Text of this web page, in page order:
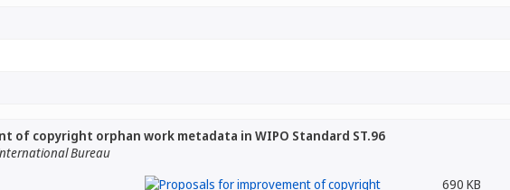
of copyright orphan work metadata in WIPO Standard ST.96
Bureau
690 KB